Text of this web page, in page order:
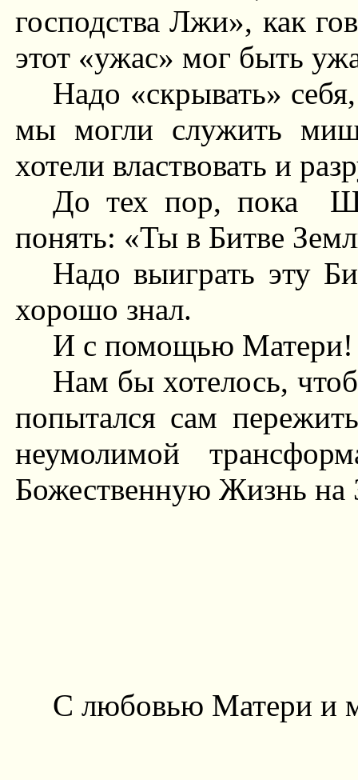
господства Лжи», как
этот «ужас» мог быть
Надо «скрывать»
мы могли служить
хотели властвовать и
До тех пор, пока
понять: «Ты в Битве
Надо выиграть эту
хорошо знал.
И с помощью Матери!
Нам бы хотелось,
попытался сам
неумолимой
Божественную Жизнь на
С любовью Матери и